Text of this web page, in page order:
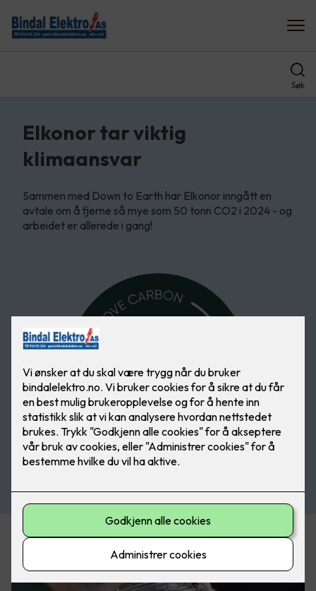
Søk
Elkonor tar viktig
klimaansvar
Sammen med Down to Earth har Elkonor inngått en
avtale om å fjerne så mye som 50 tonn CO2 i 2024 - og
arbeidet er allerede i gang!